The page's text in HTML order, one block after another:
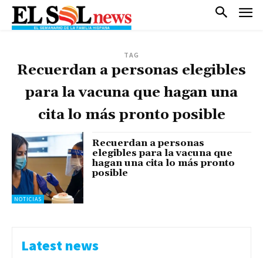
TAG
Recuerdan a personas elegibles
para la vacuna que hagan una
cita lo más pronto posible
NOTICIAS
Recuerdan a personas
elegibles para la vacuna que
hagan una cita lo más pronto
posible
Latest news